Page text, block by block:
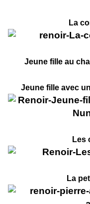
La
Jeune fille au
Jeune fille avec
Les
La